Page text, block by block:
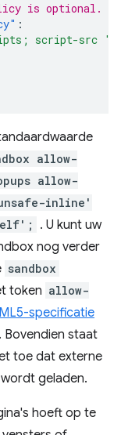
is optional.
:
script-src
allow-
allow-
inline'
. U kunt uw
nog verder
sandbox
token allow-
specificatie
Bovendien staat
toe dat externe
geladen.
hoeft op te